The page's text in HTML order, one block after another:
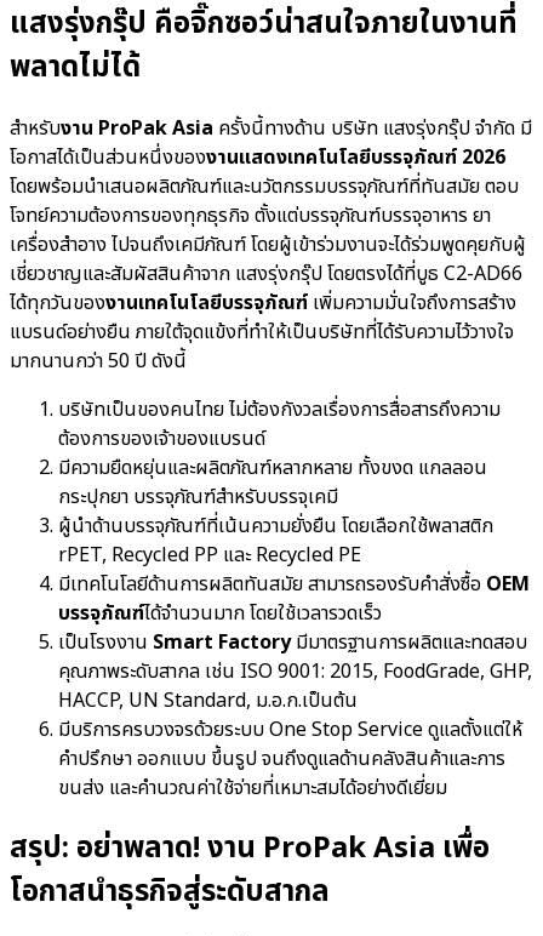
แสงรุ่งกรุ๊ป คือจิ๊กซอว์น่าสนใจภายในงานที่
พลาดไม่ได้
สำหรับงาน ProPak Asia ครั้งนี้ทางด้าน บริษัท แสงรุ่งกรุ๊ป จำกัด มี
โอกาสได้เป็นส่วนหนึ่งของงานแสดงเทคโนโลยีบรรจุภัณฑ์ 2026
โดยพร้อมนำเสนอผลิตภัณฑ์และนวัตกรรมบรรจุภัณฑ์ที่ทันสมัย ตอบ
โจทย์ความต้องการของทุกธุรกิจ ตั้งแต่บรรจุภัณฑ์บรรจุอาหาร ยา
เครื่องสำอาง ไปจนถึงเคมีภัณฑ์ โดยผู้เข้าร่วมงานจะได้ร่วมพูดคุยกับผู้
เชี่ยวชาญและสัมผัสสินค้าจาก แสงรุ่งกรุ๊ป โดยตรงได้ที่บูธ C2-AD66
ได้ทุกวันของงานเทคโนโลยีบรรจุภัณฑ์ เพิ่มความมั่นใจถึงการสร้าง
แบรนด์อย่างยืน ภายใต้จุดแข้งที่ทำให้เป็นบริษัทที่ได้รับความไว้วางใจ
มากนานกว่า 50 ปี ดังนี้
บริษัทเป็นของคนไทย ไม่ต้องกังวลเรื่องการสื่อสารถึงความ
ต้องการของเจ้าของแบรนด์
มีความยืดหยุ่นและผลิตภัณฑ์หลากหลาย ทั้งขงด แกลลอน
กระปุกยา บรรจุภัณฑ์สำหรับบรรจุเคมี
ผู้นำด้านบรรจุภัณฑ์ที่เน้นความยั่งยืน โดยเลือกใช้พลาสติก
rPET, Recycled PP และ Recycled PE
มีเทคโนโลยีด้านการผลิตทันสมัย สามารถรองรับคำสั่งซื้อ OEM
บรรจุภัณฑ์ได้จำนวนมาก โดยใช้เวลารวดเร็ว
เป็นโรงงาน Smart Factoryมีมาตรฐานการผลิตและทดสอบ
คุณภาพระดับสากล เช่น ISO 9001: 2015, FoodGrade, GHP,
HACCP, UN Standard, ม.อ.ก.เป็นต้น
มีบริการครบวงจรด้วยระบบ One Stop Service ดูแลตั้งแต่ให้
คำปรึกษา ออกแบบ ขึ้นรูป จนถึงดูแลด้านคลังสินค้าและการ
ขนส่ง และคำนวณค่าใช้จ่ายที่เหมาะสมได้อย่างดีเยี่ยม
สรุป: อย่าพลาด! งาน ProPak Asia เพื่อ
โอกาสนำธุรกิจสู่ระดับสากล